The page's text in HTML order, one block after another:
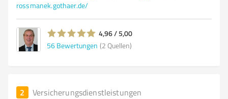
rossmanek.gothaer.de/
4,96 / 5,00
56 Bewertungen (2 Quellen)
2 Versicherungsdienstleistungen